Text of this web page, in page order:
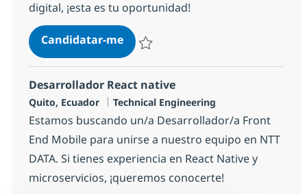
digital, ¡esta es tu oportunidad!
Candidatar-mePower Platform Developer Semi
Desarrollador React native
Localização
Quito, Ecuador Categoria
Technical Engineering
Estamos buscando un/a Desarrollador/a Front
End Mobile para unirse a nuestro equipo en NTT
DATA. Si tienes experiencia en React Native y
microservicios, ¡queremos conocerte!